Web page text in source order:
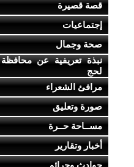
قصة قصيرة
إجتماعيات
صحة وجمال
نبذة تعريفية عن محافظة
لحج
مرافئ الشعراء
صورة وتعليق
مســاحة حــرة
أخبار وتقارير
حوادث وجرائم